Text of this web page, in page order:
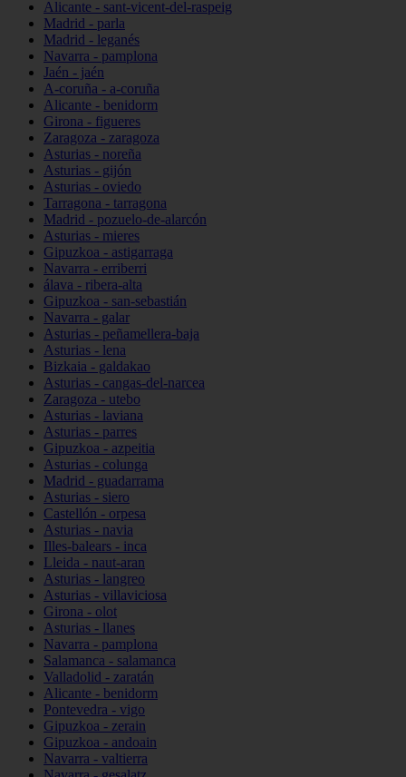
Alicante - sant-vicent-del-raspeig
Madrid - parla
Madrid - leganés
Navarra - pamplona
Jaén - jaén
A-coruña - a-coruña
Alicante - benidorm
Girona - figueres
Zaragoza - zaragoza
Asturias - noreña
Asturias - gijón
Asturias - oviedo
Tarragona - tarragona
Madrid - pozuelo-de-alarcón
Asturias - mieres
Gipuzkoa - astigarraga
Navarra - erriberri
álava - ribera-alta
Gipuzkoa - san-sebastián
Navarra - galar
Asturias - peñamellera-baja
Asturias - lena
Bizkaia - galdakao
Asturias - cangas-del-narcea
Zaragoza - utebo
Asturias - laviana
Asturias - parres
Gipuzkoa - azpeitia
Asturias - colunga
Madrid - guadarrama
Asturias - siero
Castellón - orpesa
Asturias - navia
Illes-balears - inca
Lleida - naut-aran
Asturias - langreo
Asturias - villaviciosa
Girona - olot
Asturias - llanes
Navarra - pamplona
Salamanca - salamanca
Valladolid - zaratán
Alicante - benidorm
Pontevedra - vigo
Gipuzkoa - zerain
Gipuzkoa - andoain
Navarra - valtierra